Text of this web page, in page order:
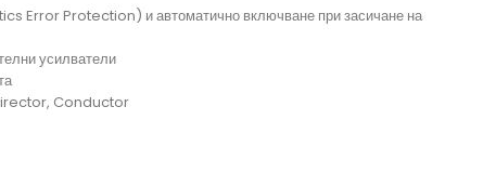
Error Protection) и автоматично включване при засичане на
усилватели
Conductor